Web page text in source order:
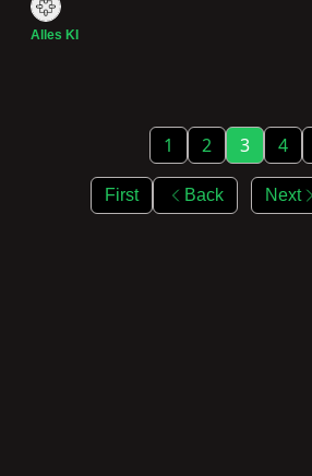
Alles KI
First Back
1 2 3 4
Next